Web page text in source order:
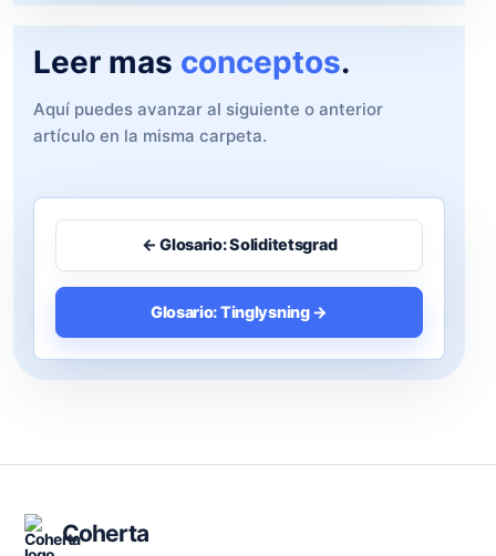
Leer mas conceptos.
Aquí puedes avanzar al siguiente o anterior
artículo en la misma carpeta.
← Glosario: Soliditetsgrad
Glosario: Tinglysning →
Coherta